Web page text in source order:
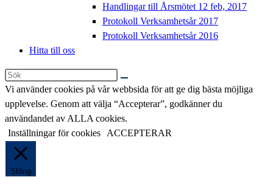
Handlingar till Årsmötet 12 feb, 2017
Protokoll Verksamhetsår 2017
Protokoll Verksamhetsår 2016
Hitta till oss
Sök
på
denna
webbplats
Vi använder cookies på vår webbsida för att ge dig bästa möjliga
upplevelse. Genom att välja “Accepterar”, godkänner du
användandet av ALLA cookies.
Inställningar för cookies
ACCEPTERAR
Stäng